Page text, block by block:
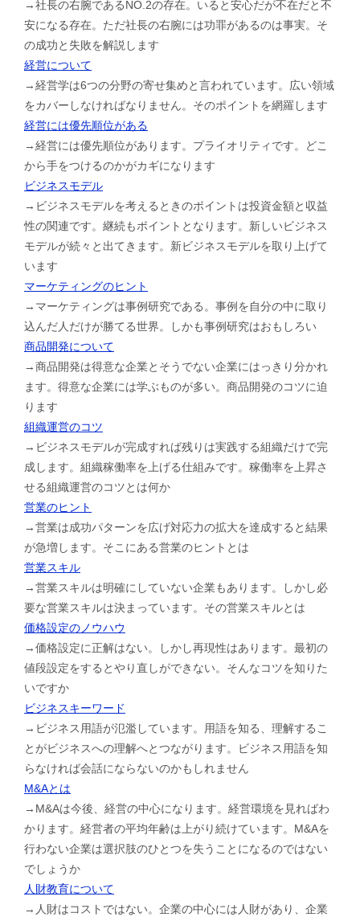
→社長の右腕であるNO.2の存在。いると安心だが不在だと不
安になる存在。ただ社長の右腕には功罪があるのは事実。そ
の成功と失敗を解説します
経営について
→経営学は6つの分野の寄せ集めと言われています。広い領域
をカバーしなければなりません。そのポイントを網羅します
経営には優先順位がある
→経営には優先順位があります。プライオリティです。どこ
から手をつけるのかがカギになります
ビジネスモデル
→ビジネスモデルを考えるときのポイントは投資金額と収益
性の関連です。継続もポイントとなります。新しいビジネス
モデルが続々と出てきます。新ビジネスモデルを取り上げて
います
マーケティングのヒント
→マーケティングは事例研究である。事例を自分の中に取り
込んだ人だけが勝てる世界。しかも事例研究はおもしろい
商品開発について
→商品開発は得意な企業とそうでない企業にはっきり分かれ
ます。得意な企業には学ぶものが多い。商品開発のコツに迫
ります
組織運営のコツ
→ビジネスモデルが完成すれば残りは実践する組織だけで完
成します。組織稼働率を上げる仕組みです。稼働率を上昇さ
せる組織運営のコツとは何か
営業のヒント
→営業は成功パターンを広げ対応力の拡大を達成すると結果
が急増します。そこにある営業のヒントとは
営業スキル
→営業スキルは明確にしていない企業もあります。しかし必
要な営業スキルは決まっています。その営業スキルとは
価格設定のノウハウ
→価格設定に正解はない。しかし再現性はあります。最初の
値段設定をするとやり直しができない。そんなコツを知りた
いですか
ビジネスキーワード
→ビジネス用語が氾濫しています。用語を知る、理解するこ
とがビジネスへの理解へとつながります。ビジネス用語を知
らなければ会話にならないのかもしれません
M&Aとは
→M&Aは今後、経営の中心になります。経営環境を見ればわ
かります。経営者の平均年齢は上がり続けています。M&Aを
行わない企業は選択肢のひとつを失うことになるのではない
でしょうか
人財教育について
→人財はコストではない。企業の中心には人財があり、企業